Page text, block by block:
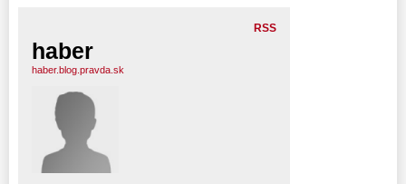
RSS
haber
haber.blog.pravda.sk